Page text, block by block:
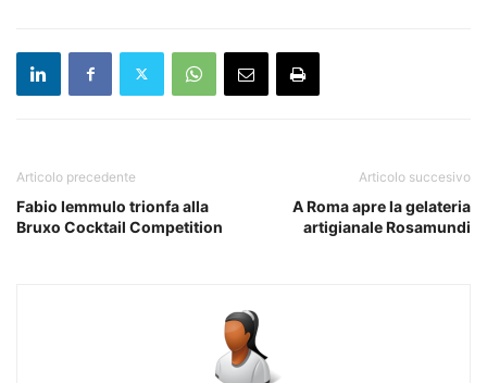
Articolo precedente
Fabio Iemmulo trionfa alla
Bruxo Cocktail Competition
Articolo succesivo
A Roma apre la gelateria
artigianale Rosamundi